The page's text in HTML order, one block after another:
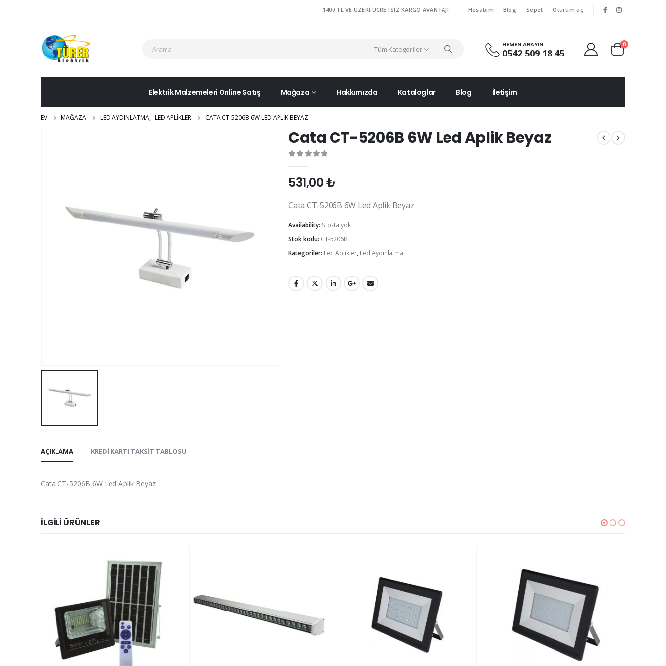
1400 TL VE ÜZERI ÜCRETSIZ KARGO AVANTAJI Hesabım Blog Sepet Oturum aç
Tüm Kategoriler
HEMEN ARAYIN
0542 509 18 45
0
Elektrik Malzemeleri Online Satış Mağaza Hakkımızda Kataloglar Blog İletişim
EV MAĞAZA LED AYDINLATMA, LED APLIKLER CATA CT-5206B 6W LED APLIK BEYAZ
Cata CT-5206B 6W Led Aplik Beyaz
531,00₺
Cata CT-5206B 6W Led Aplik Beyaz
Availability: Stokta yok
Stok kodu: CT-5206B
Kategoriler: Led Aplikler, Led Aydınlatma
AÇIKLAMA KREDI KARTI TAKSIT TABLOSU
Cata CT-5206B 6W Led Aplik Beyaz
İLGILI ÜRÜNLER